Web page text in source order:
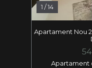
1 /14
Apartament Nou
Apartament